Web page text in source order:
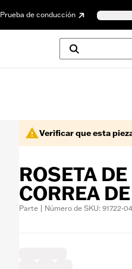
Prueba de conducción
Verificar que esta
ROSETA
CORREA
Parte | Número de SKU: 91722-04